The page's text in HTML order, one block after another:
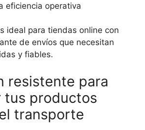
eficiencia operativa
ideal para tiendas online con
de envíos que necesitan
y fiables.
resistente para
tus productos
transporte